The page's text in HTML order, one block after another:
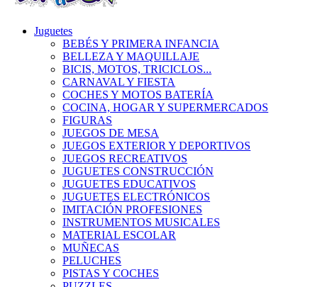
Juguetes
BEBÉS Y PRIMERA INFANCIA
BELLEZA Y MAQUILLAJE
BICIS, MOTOS, TRICICLOS...
CARNAVAL Y FIESTA
COCHES Y MOTOS BATERÍA
COCINA, HOGAR Y SUPERMERCADOS
FIGURAS
JUEGOS DE MESA
JUEGOS EXTERIOR Y DEPORTIVOS
JUEGOS RECREATIVOS
JUGUETES CONSTRUCCIÓN
JUGUETES EDUCATIVOS
JUGUETES ELECTRÓNICOS
IMITACIÓN PROFESIONES
INSTRUMENTOS MUSICALES
MATERIAL ESCOLAR
MUÑECAS
PELUCHES
PISTAS Y COCHES